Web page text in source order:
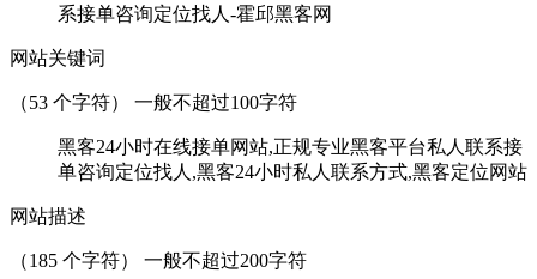
系接单咨询定位找人-霍邱黑客网
网站关键词
（53 个字符） 一般不超过100字符
黑客24小时在线接单网站,正规专业黑客平台私人联系接
单咨询定位找人,黑客24小时私人联系方式,黑客定位网站
网站描述
（185 个字符） 一般不超过200字符